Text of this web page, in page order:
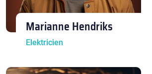
Marianne Hendriks
Elektricien